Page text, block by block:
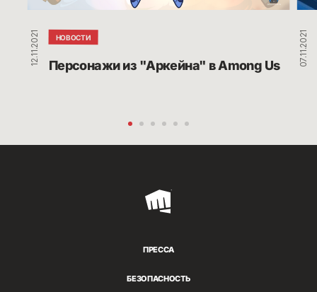
НОВОСТИ
Персонажи из "Аркейна" в Among Us
12.11.2021 07.11.2021
Riot
ПРЕССА
БЕЗОПАСНОСТЬ